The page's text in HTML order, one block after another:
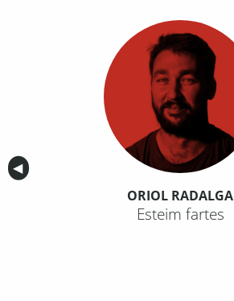
Anterior
◀︎
ORIOL RADALGA
Esteim fartes